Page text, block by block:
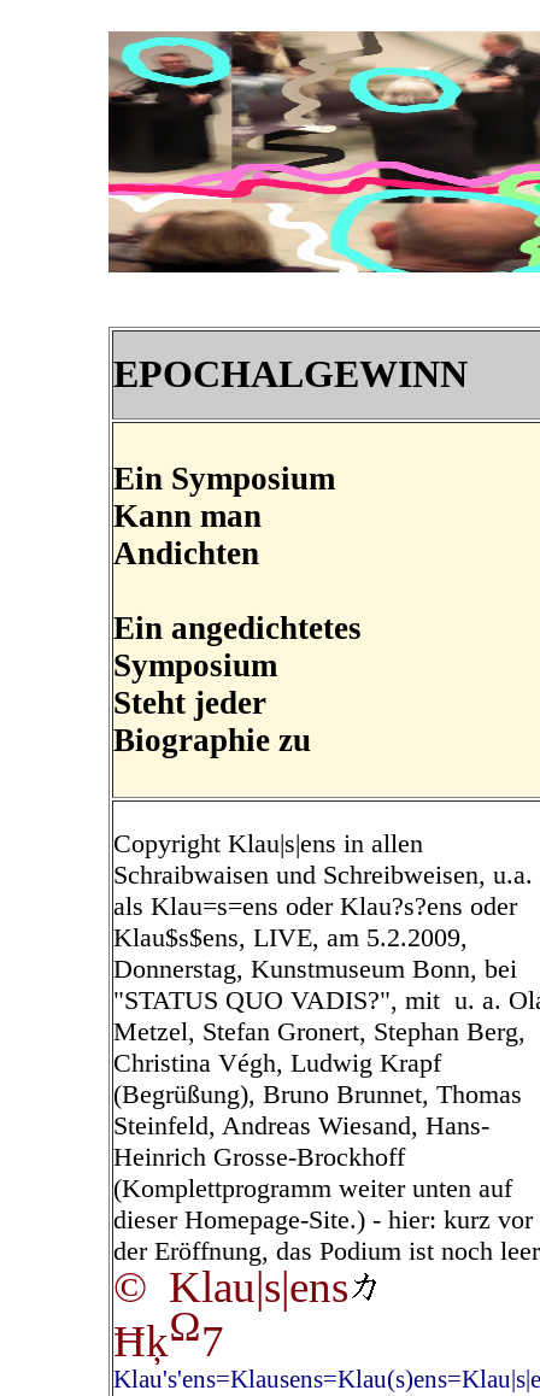
EPOCHALGEWINN
Ein Symposium
Kann man
Andichten
Ein angedichtetes
Symposium
Steht jeder
Biographie zu
Copyright Klau|s|ens in allen
Schraibwaisen und Schreibweisen, u.a.
als Klau=s=ens oder Klau?s?ens oder
Klau$s$ens, LIVE, am 5.2.2009,
Donnerstag, Kunstmuseum Bonn, bei
"STATUS QUO VADIS?", mit u. a.
Metzel, Stefan Gronert, Stephan Berg,
Christina Végh, Ludwig Krapf
(Begrüßung), Bruno Brunnet, Thomas
Steinfeld, Andreas Wiesand, Hans-
Heinrich Grosse-Brockhoff
(Komplettprogramm weiter unten auf
dieser Homepage-Site.) - hier: kurz vor
der Eröffnung, das Podium ist noch
© Klau|s|ens
ĦķΩ7